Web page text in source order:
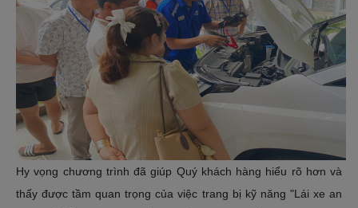
Hy vọng chương trình đã giúp Quý khách hàng hiểu rõ hơn và
thấy được tầm quan trọng của việc trang bị kỹ năng "Lái xe an